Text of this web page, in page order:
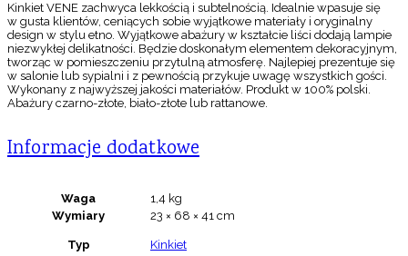
Kinkiet VENE zachwyca lekkością i subtelnością. Idealnie wpasuje się
w gusta klientów, ceniących sobie wyjątkowe materiały i oryginalny
design w stylu etno. Wyjątkowe abażury w kształcie liści dodają lampie
niezwykłej delikatności. Będzie doskonałym elementem dekoracyjnym,
tworząc w pomieszczeniu przytulną atmosferę. Najlepiej prezentuje się
w salonie lub sypialni i z pewnością przykuje uwagę wszystkich gości.
Wykonany z najwyższej jakości materiałów. Produkt w 100% polski.
Abażury czarno-złote, biało-złote lub rattanowe.
Informacje dodatkowe
Waga
1,4 kg
Wymiary
23 × 68 × 41 cm
Typ Kinkiet